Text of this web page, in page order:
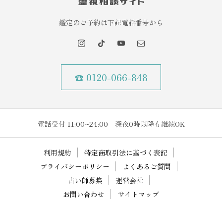
鑑定のご予約は下記電話番号から
☎ 0120-066-848
電話受付 11:00~24:00 深夜0時以降も継続OK
利用規約
特定商取引法に基づく表記
プライバシーポリシー
よくあるご質問
占い師募集
運営会社
お問い合わせ
サイトマップ